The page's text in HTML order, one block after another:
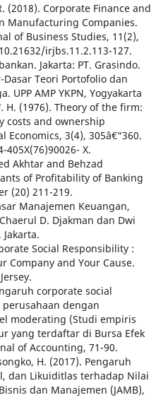
(2018). Corporate Finance and
Manufacturing Companies.
of Business Studies, 11(2),
irjbs.11.2.113-127.
Jakarta: PT. Grasindo.
Dasar Teori Portofolio dan
UPP AMP YKPN, Yogyakarta
H. (1976). Theory of the firm:
costs and ownership
3(4), 305â€“360.
X.
Akhtar and Behzad
of Profitability of Banking
(20) 211-219.
Manajemen Keuangan,
D. Djakman dan Dwi
Social Responsibility :
Company and Your Cause.
corporate social
dengan
moderating (Studi empiris
yang terdaftar di Bursa Efek
of Accounting, 71-90.
H. (2017). Pengaruh
dan Likuiditlas terhadap Nilai
dan Manajemen (JAMB),